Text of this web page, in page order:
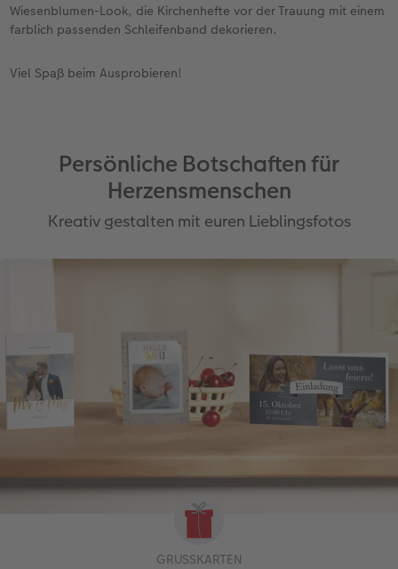
Wiesenblumen-Look, die Kirchenhefte vor der Trauung mit einem
farblich passenden Schleifenband dekorieren.
Viel Spaß beim Ausprobieren!
Persönliche Botschaften für
Herzensmenschen
Kreativ gestalten mit euren Lieblingsfotos
GRUSSKARTEN